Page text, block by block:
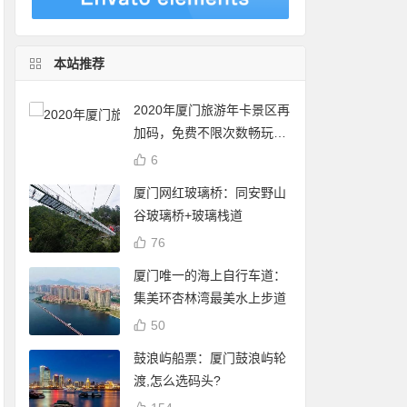
本站推荐
2020年厦门旅游年卡景区再
加码，免费不限次数畅玩24
个景点
6
厦门网红玻璃桥：同安野山
谷玻璃桥+玻璃栈道
76
厦门唯一的海上自行车道：
集美环杏林湾最美水上步道
50
鼓浪屿船票：厦门鼓浪屿轮
渡,怎么选码头?